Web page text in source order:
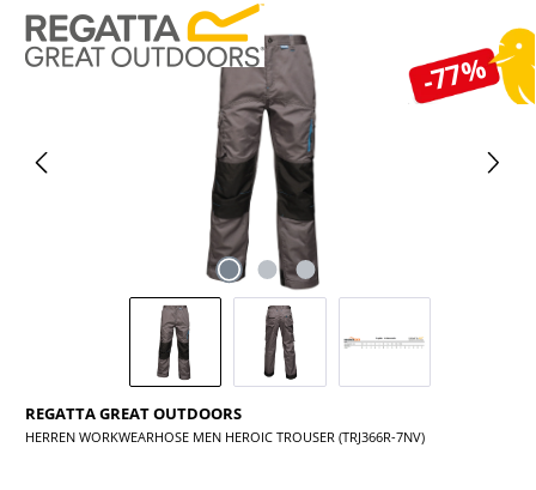
-77%
Bildergalerie überspringen
REGATTA GREAT OUTDOORS
HERREN WORKWEARHOSE MEN HEROIC TROUSER (TRJ366R-7NV)